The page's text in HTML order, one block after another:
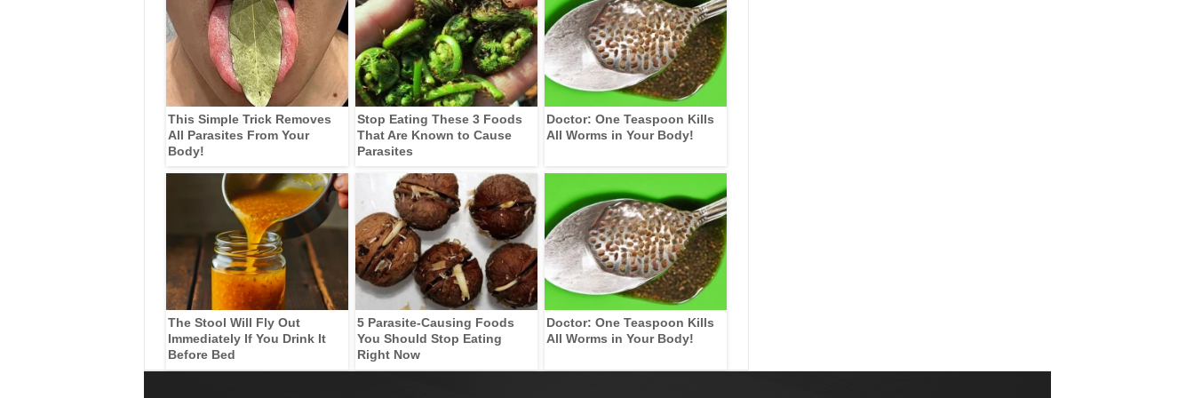
This Simple Trick Removes
All Parasites From Your
Body!
Stop Eating These 3 Foods
That Are Known to Cause
Parasites
Doctor: One Teaspoon Kills
All Worms in Your Body!
The Stool Will Fly Out
Immediately If You Drink It
Before Bed
5 Parasite-Causing Foods
You Should Stop Eating
Right Now
Doctor: One Teaspoon Kills
All Worms in Your Body!